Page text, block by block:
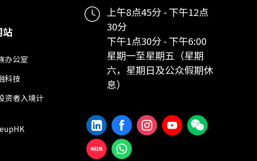
站
办公室
科技
资者入境计
上午8点45分 - 下午12点
30分
下午1点30分 - 下午6:00
星期一至星期五（星期
六，星期日及公众假期休
息）